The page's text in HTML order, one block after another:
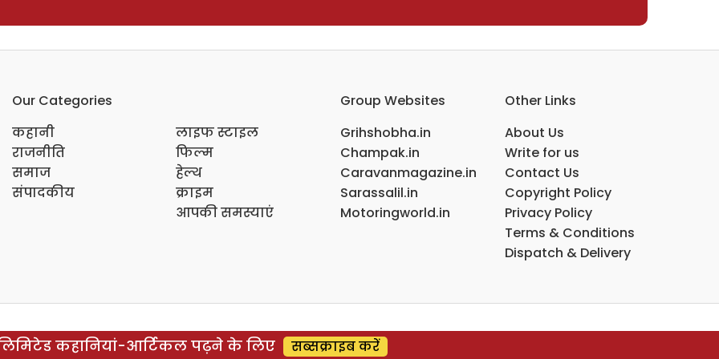
Our Categories
कहानी
राजनीति
समाज
संपादकीय
लाइफ स्टाइल
फिल्म
हेल्थ
क्राइम
आपकी समस्याएं
Group Websites
Grihshobha.in
Champak.in
Caravanmagazine.in
Sarassalil.in
Motoringworld.in
Other Links
About Us
Write for us
Contact Us
Copyright Policy
Privacy Policy
Terms & Conditions
Dispatch & Delivery
कहानियां-आर्टिकल पढ़ने के लिए सब्सक्राइब करें